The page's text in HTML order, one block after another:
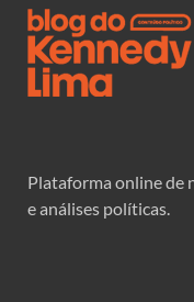
Plataforma online de
e análises políticas.